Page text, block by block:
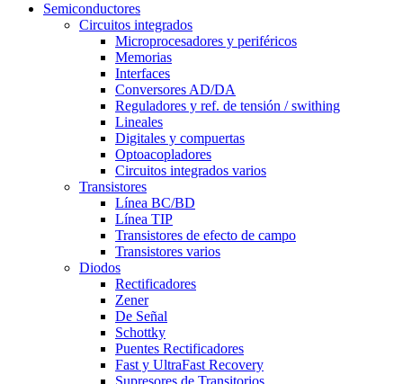
Semiconductores
Circuitos integrados
Microprocesadores y periféricos
Memorias
Interfaces
Conversores AD/DA
Reguladores y ref. de tensión / swithing
Lineales
Digitales y compuertas
Optoacopladores
Circuitos integrados varios
Transistores
Línea BC/BD
Línea TIP
Transistores de efecto de campo
Transistores varios
Diodos
Rectificadores
Zener
De Señal
Schottky
Puentes Rectificadores
Fast y UltraFast Recovery
Supresores de Transitorios